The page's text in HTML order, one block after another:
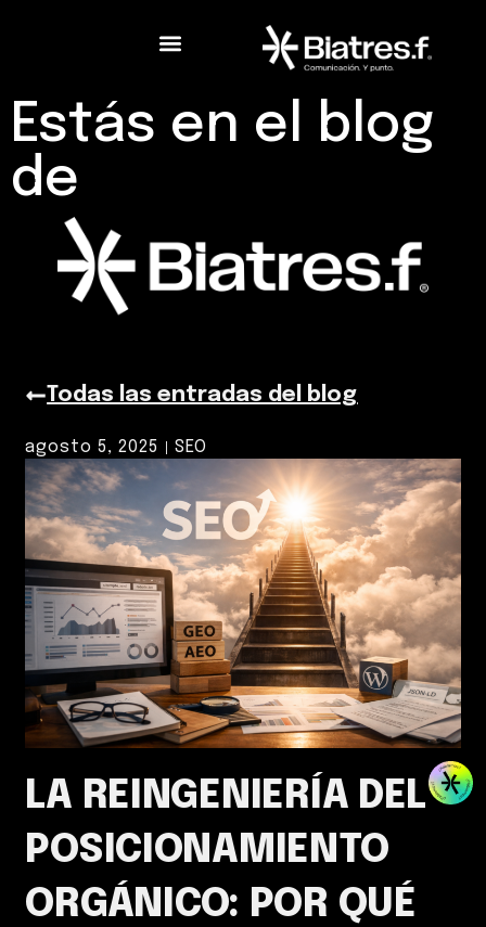
Estás en el blog
de
Todas las entradas del blog
agosto 5, 2025 SEO
LA REINGENIERÍA DEL
POSICIONAMIENTO
ORGÁNICO: POR QUÉ